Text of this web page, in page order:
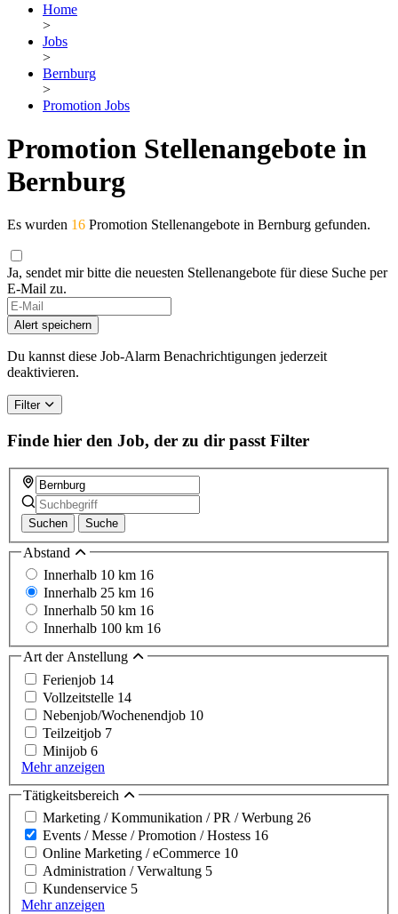
Home
>
Jobs
>
Bernburg
>
Promotion Jobs
Promotion Stellenangebote in
Bernburg
Es wurden 16 Promotion Stellenangebote in Bernburg gefunden.
Ja, sendet mir bitte die neuesten Stellenangebote für diese Suche per
E-Mail zu.
Alert speichern
Du kannst diese Job-Alarm Benachrichtigungen jederzeit
deaktivieren.
Filter
Finde hier den Job, der zu dir passt Filter
Suchen Suche
Abstand
Innerhalb 10 km 16
Innerhalb 25 km 16
Innerhalb 50 km 16
Innerhalb 100 km 16
Art der Anstellung
Ferienjob 14
Vollzeitstelle 14
Nebenjob/Wochenendjob 10
Teilzeitjob 7
Minijob 6
Mehr anzeigen
Tätigkeitsbereich
Marketing / Kommunikation / PR / Werbung 26
Events / Messe / Promotion / Hostess 16
Online Marketing / eCommerce 10
Administration / Verwaltung 5
Kundenservice 5
Mehr anzeigen